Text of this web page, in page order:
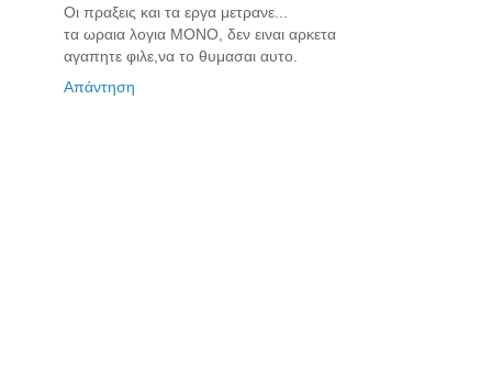
Οι πραξεις και τα εργα μετρανε...
τα ωραια λογια ΜΟΝΟ, δεν ειναι αρκετα
αγαπητε φιλε,να το θυμασαι αυτο.
Απάντηση